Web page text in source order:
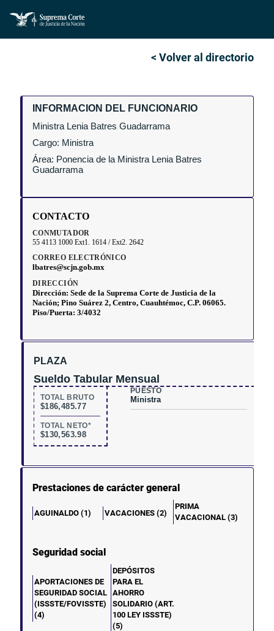
< Volver al directorio
PLAZA
Sueldo Tabular Mensual
TOTAL BRUTO
$186,485.77
TOTAL NETO*
$130,563.98
PUESTO
Ministra
Prestaciones de carácter general
AGUINALDO (1) VACACIONES (2)
PRIMA
VACACIONAL (3)
Seguridad social
APORTACIONES DE
SEGURIDAD SOCIAL
(ISSSTE/FOVISSTE)
(4)
DEPÓSITOS
PARA EL
AHORRO
SOLIDARIO (ART.
100 LEY ISSSTE)
(5)